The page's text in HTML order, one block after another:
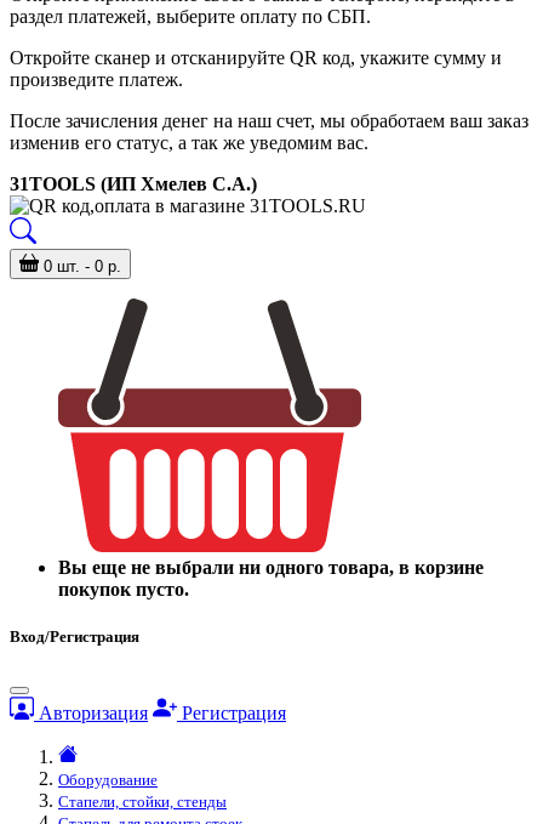
раздел платежей, выберите оплату по СБП.
Откройте сканер и отсканируйте QR код, укажите сумму и
произведите платеж.
После зачисления денег на наш счет, мы обработаем ваш заказ
изменив его статус, а так же уведомим вас.
31TOOLS (ИП Хмелев С.А.)
0 шт. - 0 р.
Вы еще не выбрали ни одного товара, в корзине
покупок пусто.
Вход/Регистрация
Авторизация Регистрация
Оборудование
Стапели, стойки, стенды